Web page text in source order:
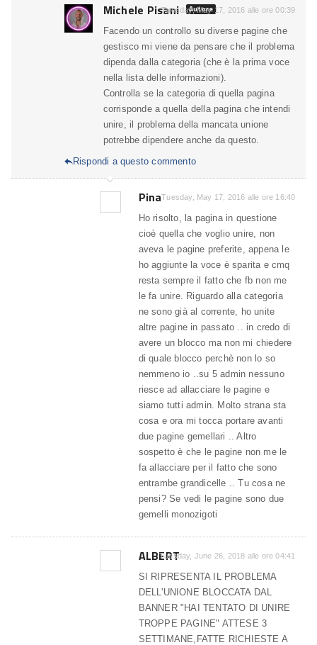
Michele Pisani Autore
Tuesday, May 17, 2016 alle ore 00:39
Facendo un controllo su diverse pagine che
gestisco mi viene da pensare che il problema
dipenda dalla categoria (che è la prima voce
nella lista delle informazioni).
Controlla se la categoria di quella pagina
corrisponde a quella della pagina che intendi
unire, il problema della mancata unione
potrebbe dipendere anche da questo.
Rispondi a questo commento
PinaTuesday, May 17, 2016 alle ore 16:40
Ho risolto, la pagina in questione
cioè quella che voglio unire, non
aveva le pagine preferite, appena le
ho aggiunte la voce è sparita e cmq
resta sempre il fatto che fb non me
le fa unire. Riguardo alla categoria
ne sono già al corrente, ho unite
altre pagine in passato .. in credo di
avere un blocco ma non mi chiedere
di quale blocco perchè non lo so
nemmeno io ..su 5 admin nessuno
riesce ad allacciare le pagine e
siamo tutti admin. Molto strana sta
cosa e ora mi tocca portare avanti
due pagine gemellari .. Altro
sospetto è che le pagine non me le
fa allacciare per il fatto che sono
entrambe grandicelle .. Tu cosa ne
pensi? Se vedi le pagine sono due
gemelli monozigoti
ALBERTTuesday, June 26, 2018 alle ore 04:41
SI RIPRESENTA IL PROBLEMA
DELL'UNIONE BLOCCATA DAL
BANNER "HAI TENTATO DI UNIRE
TROPPE PAGINE" ATTESE 3
SETTIMANE,FATTE RICHIESTE A